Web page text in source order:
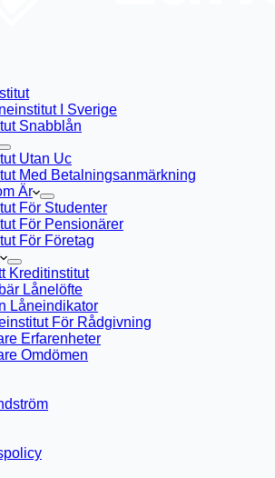
I Sverige
Snabblån
Utan Uc
Med Betalningsanmärkning
Är
För Studenter
För Pensionärer
För Företag
Kreditinstitut
Lånelöfte
Låneindikator
För Rådgivning
Erfarenheter
Omdömen